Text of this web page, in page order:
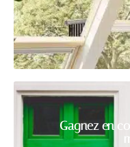
Gagnez en